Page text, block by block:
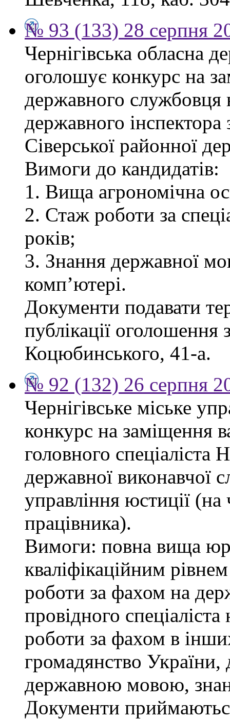
№ 93 (133) 28 серпня
Чернігівська обласна
оголошує конкурс на
державного службовця
державного
Сіверської районної
Вимоги до кандидатів:
1. Вища агрономічна
2. Стаж роботи за
років;
3. Знання державної
комп’ютері.
Документи подавати
публікації оголошення
Коцюбинського, 41-а.
№ 92 (132) 26 серпня
Чернігівське міське
конкурс на заміщення
головного спеціаліста
державної виконавчої
управління юстиції (на
працівника).
Вимоги: повна вища
кваліфікаційним
роботи за фахом на
провідного
роботи за фахом в
громадянство України,
державною мовою,
Документи